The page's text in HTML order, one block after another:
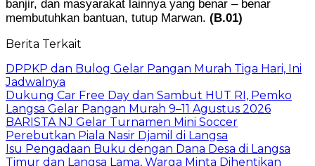
banjir, dan masyarakat lainnya yang benar – benar
membutuhkan bantuan, tutup Marwan. (B.01)
Berita Terkait
DPPKP dan Bulog Gelar Pangan Murah Tiga Hari, Ini
Jadwalnya
Dukung Car Free Day dan Sambut HUT RI, Pemko
Langsa Gelar Pangan Murah 9–11 Agustus 2026
BARISTA NJ Gelar Turnamen Mini Soccer
Perebutkan Piala Nasir Djamil di Langsa
Isu Pengadaan Buku dengan Dana Desa di Langsa
Timur dan Langsa Lama, Warga Minta Dihentikan